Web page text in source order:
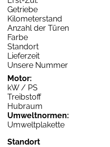
Getriebe
Kilometerstand
Anzahl der Türen
Farbe
Standort
Lieferzeit
Unsere Nummer
Motor:
kW / PS
Treibstoff
Hubraum
Umweltnormen:
Umweltplakette
Standort